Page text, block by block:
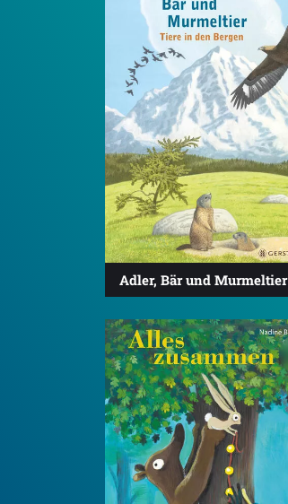
Adler, Bär und Murmeltier